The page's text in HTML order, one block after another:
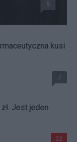
5
kusi
7
Jest jeden
22